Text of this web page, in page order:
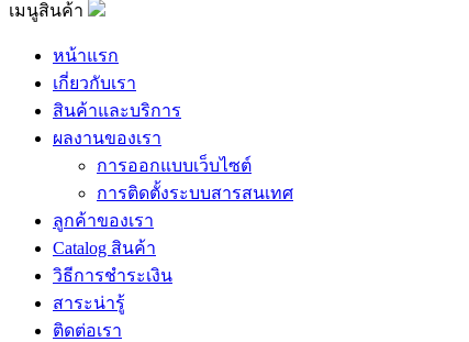
เมนูสินค้า
หน้าแรก
เกี่ยวกับเรา
สินค้าและบริการ
ผลงานของเรา
การออกแบบเว็บไซต์
การติดตั้งระบบสารสนเทศ
ลูกค้าของเรา
Catalog สินค้า
วิธีการชำระเงิน
สาระน่ารู้
ติดต่อเรา